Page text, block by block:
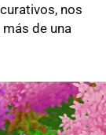
nos
de una